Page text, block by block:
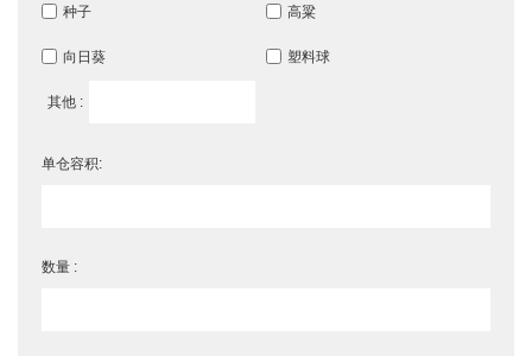
种子 高粱
向日葵 塑料球
其他 :
单仓容积:
数量 :